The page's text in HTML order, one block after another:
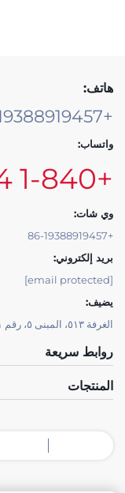
هاتف:
+86-19388919457
واتساب:
+1-840 284 1651
وي شات:
+86-19388919457
بريد إلكتروني:
يضيف:
الغرفة ٥١٣، المبنى ٥، رقم ١ شارع هانغفنغ، منطقة فنغتاي، بكين
روابط سريعة
المنتجات